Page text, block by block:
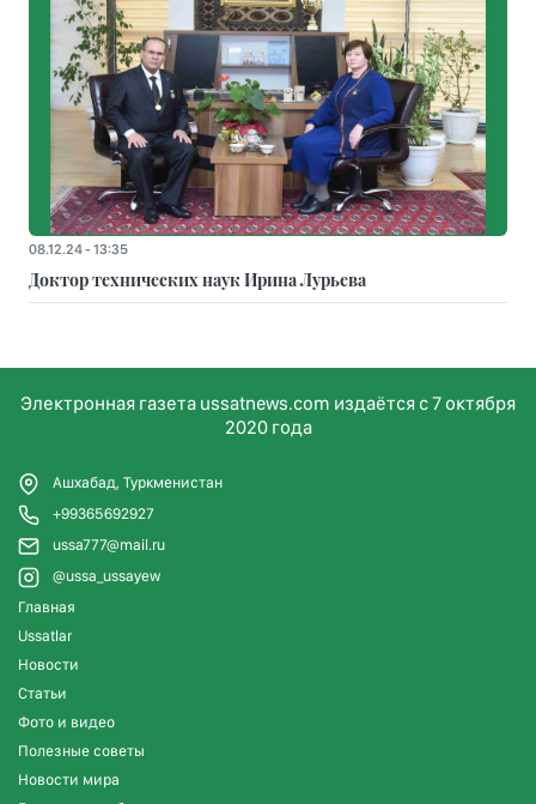
08.12.24 - 13:35
Доктор технических наук Ирина Лурьева
Электронная газета ussatnews.com издаётся с 7 октября
2020 года
Ашхабад, Туркменистан
+99365692927
ussa777@mail.ru
@ussa_ussayew
Главная
Ussatlar
Новости
Статьи
Фото и видео
Полезные советы
Новости мира